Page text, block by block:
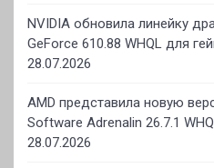
NVIDIA обновила линейку
GeForce 610.88 WHQL для
28.07.2026
AMD представила новую
Software Adrenalin 26.7.1
28.07.2026